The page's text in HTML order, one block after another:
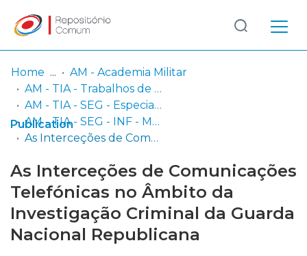
Communities
& Collections
Browse repository
Statistics
Log
In
(current)
Home
AM - Academia Militar
AM - TIA - Trabalhos de Investigação Aplicada
AM - TIA - SEG - Especialidade de Segurança (GNR)
AM - TIA - SEG - INF - M - Mestrado em Ciências Militares na Especialidade de Segurança em Infantaria (GNR)
As Interceções de Comunicações Telefónicas no Âmbito da Investigação Criminal da Guarda Nacional Republicana
Publication
As Interceções de Comunicações
Telefónicas no Âmbito da
Investigação Criminal da Guarda
Nacional Republicana